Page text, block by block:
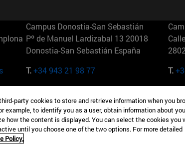
Campus Donostia-San Sebastián
Pº de Manuel Lardizabal 13 20018
Donostia-San Sebastián España
T.+34 943 21 98 77
T.
165 W 57th St 10019-2201 Nueva York
EE.UU
T.+1 646 346 8850
T.
party cookies to store and retrieve information when you
example, to identify you as a user, obtain information about
how the content is displayed. You can select the cookies you
until you choose one of the two options. For more detailed
Policy.